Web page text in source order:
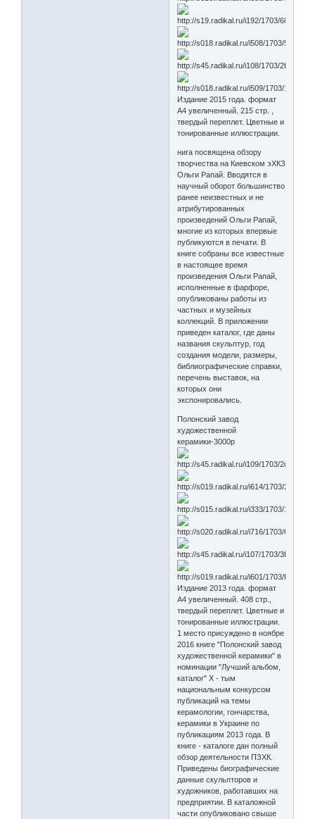
Издание 2015 года. формат
А4 увеличенный. 215 стр. ,
твердый переплет. Цветные и
тонированные иллюстрации.
нига посвящена обзору
творчества на Киевском эХКЗ
Ольги Рапай. Вводятся в
научный оборот большинство
ранее неизвестных и не
атрибутированных
произведений Ольги Рапай,
многие из которых впервые
публикуются в печати. В
книге собраны все известные
в настоящее время
произведения Ольги Рапай,
исполненные в фарфоре,
опубликованы работы из
частных и музейных
коллекций. В приложении
приведен каталог, где даны
названия скульптур, год
создания модели, размеры,
библиографические справки,
перечень выставок, на
которых они
экспонировались.
Полонский завод
художественной
керамики-3000р
Издание 2013 года. формат
А4 увеличенный. 408 стр.,
твердый переплет. Цветные и
тонированные иллюстрации.
1 место присуждено в ноябре
2016 книге "Полонский завод
художественной керамики" в
номинации "Лучший альбом,
каталог" Х - тым
национальным конкурсом
публикаций на темы
керамологии, гончарства,
керамики в Украине по
публикациям 2013 года. В
книге - каталоге дан полный
обзор деятельности ПЗХК.
Приведены биографические
данные скульпторов и
художников, работавших на
предприятии. В каталожной
части опубликовано свыше